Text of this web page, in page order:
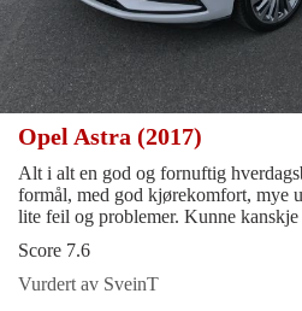
Opel Astra (2017)
Alt i alt en god og fornuftig
formål, med god kjørekomfort, mye
lite feil og problemer. Kunne
Score 7.6
Vurdert av SveinT